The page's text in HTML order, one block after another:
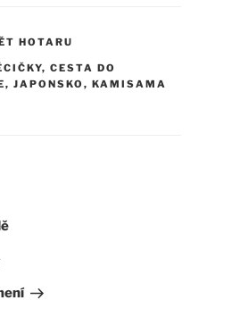
HOTARU
,CESTA DO
,JAPONSKO,KAMISAMA